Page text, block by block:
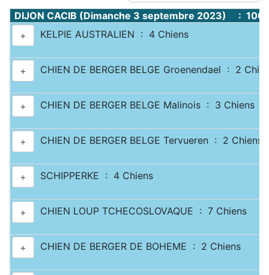
DIJON CACIB (Dimanche 3 septembre 2023) :
+
KELPIE AUSTRALIEN : 4 Chiens
+ CHIEN DE BERGER BELGE Groenendael : 2
+ CHIEN DE BERGER BELGE Malinois : 3 Chiens
+ CHIEN DE BERGER BELGE Tervueren : 2 Chiens
+ SCHIPPERKE : 4 Chiens
+ CHIEN LOUP TCHECOSLOVAQUE : 7 Chiens
+ CHIEN DE BERGER DE BOHEME : 2 Chiens